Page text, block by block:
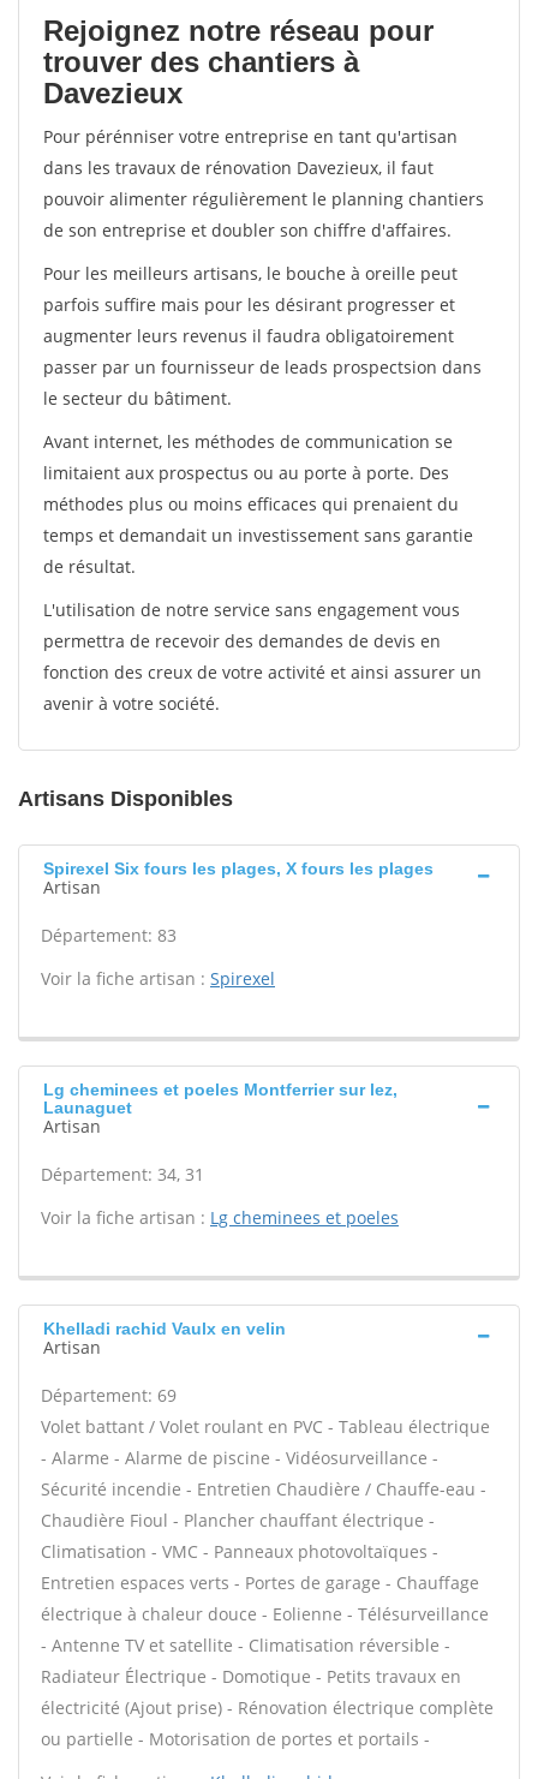
Rejoignez notre réseau pour
trouver des chantiers à
Davezieux
Pour pérénniser votre entreprise en tant qu'artisan
dans les travaux de rénovation Davezieux, il faut
pouvoir alimenter régulièrement le planning chantiers
de son entreprise et doubler son chiffre d'affaires.
Pour les meilleurs artisans, le bouche à oreille peut
parfois suffire mais pour les désirant progresser et
augmenter leurs revenus il faudra obligatoirement
passer par un fournisseur de leads prospectsion dans
le secteur du bâtiment.
Avant internet, les méthodes de communication se
limitaient aux prospectus ou au porte à porte. Des
méthodes plus ou moins efficaces qui prenaient du
temps et demandait un investissement sans garantie
de résultat.
L'utilisation de notre service sans engagement vous
permettra de recevoir des demandes de devis en
fonction des creux de votre activité et ainsi assurer un
avenir à votre société.
Artisans Disponibles
Spirexel Six fours les plages, X fours les plages
Artisan
Département: 83
Voir la fiche artisan : Spirexel
Lg cheminees et poeles Montferrier sur lez,
Launaguet
Artisan
Département: 34, 31
Voir la fiche artisan : Lg cheminees et poeles
Khelladi rachid Vaulx en velin
Artisan
Département: 69
Volet battant / Volet roulant en PVC - Tableau électrique
- Alarme - Alarme de piscine - Vidéosurveillance -
Sécurité incendie - Entretien Chaudière / Chauffe-eau -
Chaudière Fioul - Plancher chauffant électrique -
Climatisation - VMC - Panneaux photovoltaïques -
Entretien espaces verts - Portes de garage - Chauffage
électrique à chaleur douce - Eolienne - Télésurveillance
- Antenne TV et satellite - Climatisation réversible -
Radiateur Électrique - Domotique - Petits travaux en
électricité (Ajout prise) - Rénovation électrique complète
ou partielle - Motorisation de portes et portails -